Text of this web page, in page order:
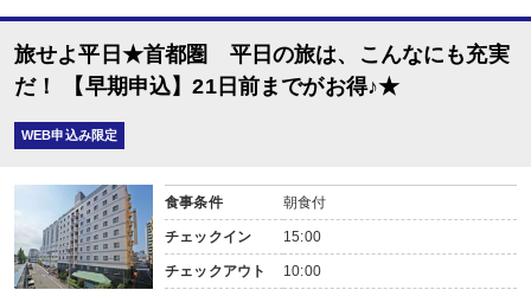
旅せよ平日★首都圏 平日の旅は、こんなにも充実
だ！ 【早期申込】21日前までがお得♪★
WEB申込み限定
食事条件 朝食付
チェックイン 15:00
チェックアウト 10:00